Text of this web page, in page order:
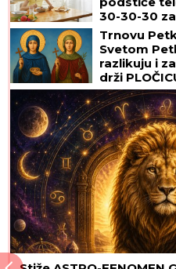
30-30-30
Trnovu
Svetom
razlikuju i
drži